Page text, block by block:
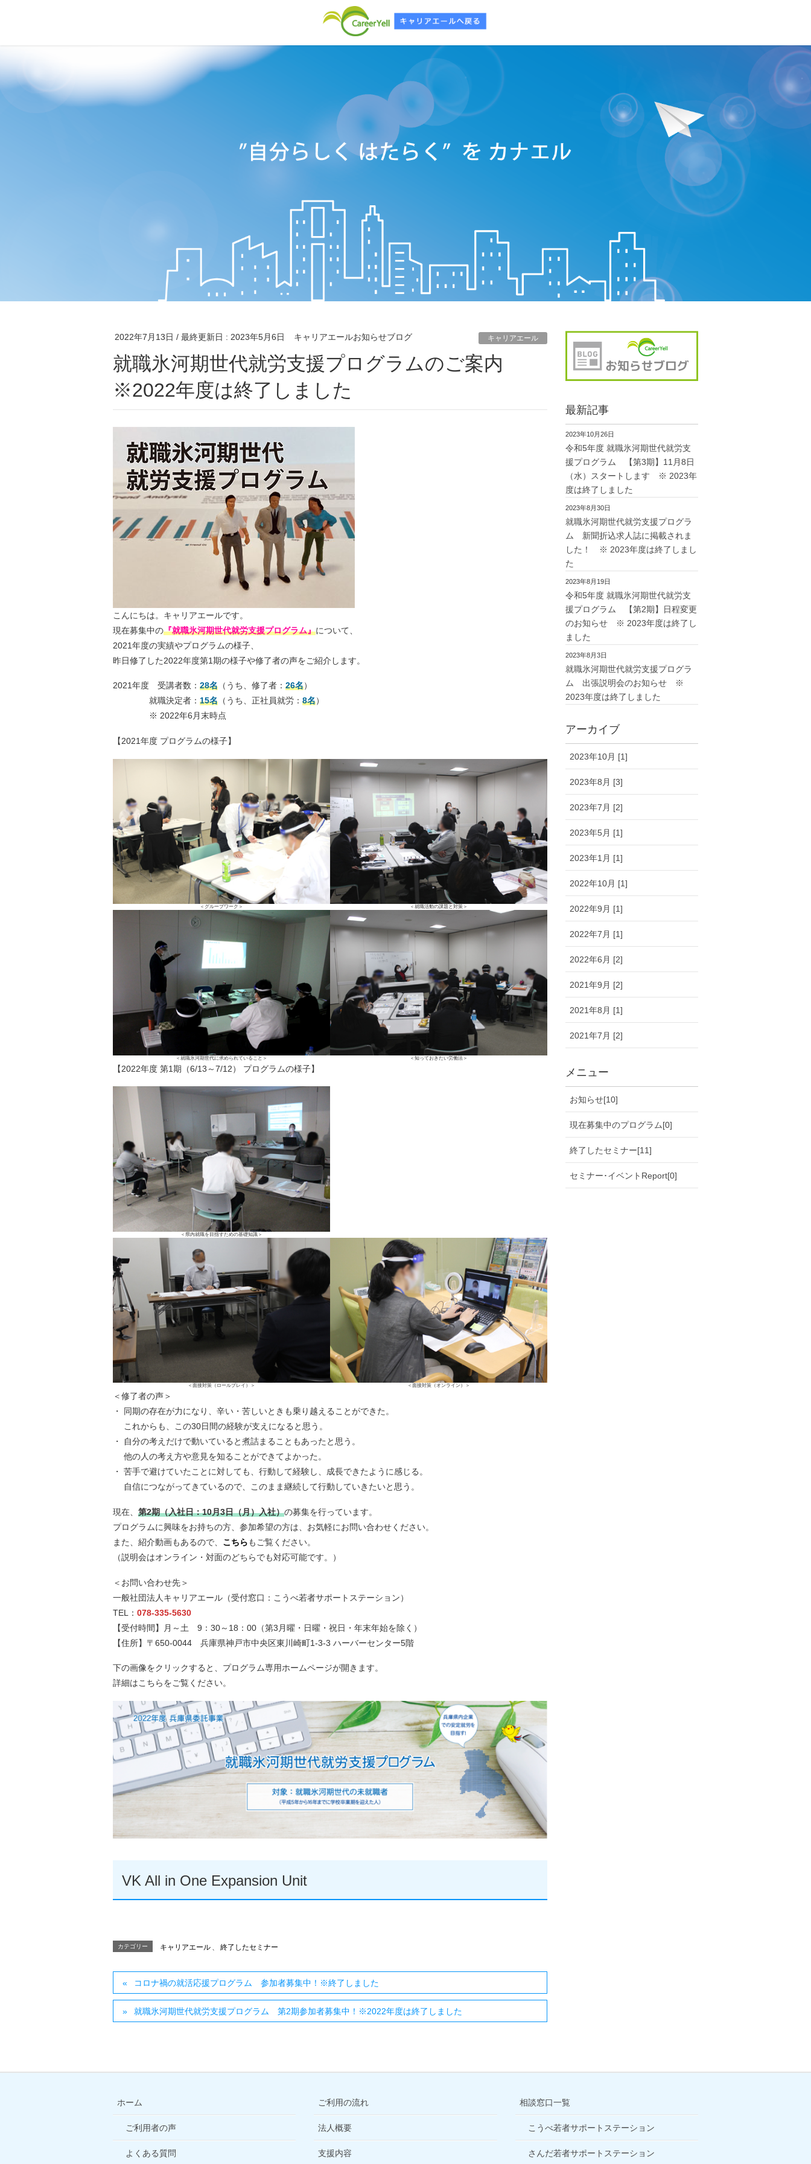
2022年7月13日 / 最終更新日 : 2023年5月6日 キャリアエールお知らせブログ キャリアエール
就職氷河期世代就労支援プログラムのご案内
※2022年度は終了しました
こんにちは。キャリアエールです。
現在募集中の『就職氷河期世代就労支援プログラム』について、
2021年度の実績やプログラムの様子、
昨日修了した2022年度第1期の様子や修了者の声をご紹介します。
2021年度 受講者数： 28名 （うち、修了者： 26名）
就職決定者： 15名 （うち、正社員就労： 8名）
※ 2022年6月末時点
【2021年度 プログラムの様子】
＜グループワーク＞ ＜就職活動の課題と対策＞
＜就職氷河期世代に求められていること＞ ＜知っておきたい労働法＞
【2022年度 第1期（6/13～7/12） プログラムの様子】
＜県内就職を目指すための基礎知識＞
＜面接対策（ロールプレイ）＞ ＜面接対策（オンライン）＞
＜修了者の声＞
・ 同期の存在が力になり、辛い・苦しいときも乗り越えることができた。
これからも、この30日間の経験が支えになると思う。
・ 自分の考えだけで動いていると煮詰まることもあったと思う。
他の人の考え方や意見を知ることができてよかった。
・ 苦手で避けていたことに対しても、行動して経験し、成長できたように感じる。
自信につながってきているので、このまま継続して行動していきたいと思う。
現在、 第2期（入社日：10月3日（月）入社）の募集を行っています。
プログラムに興味をお持ちの方、参加希望の方は、お気軽にお問い合わせください。
また、紹介動画もあるので、 こちらもご覧ください。
（説明会はオンライン・対面のどちらでも対応可能です。）
＜お問い合わせ先＞
一般社団法人キャリアエール（受付窓口：こうべ若者サポートステーション）
TEL： 078-335-5630
【受付時間】月～土 9：30～18：00（第3月曜・日曜・祝日・年末年始を除く）
【住所】〒650-0044 兵庫県神戸市中央区東川崎町1-3-3 ハーバーセンター5階
下の画像をクリックすると、プログラム専用ホームページが開きます。
詳細はこちらをご覧ください。
VK All in One Expansion Unit
カテゴリー キャリアエール 終了したセミナー
コロナ禍の就活応援プログラム 参加者募集中！※終了しました
就職氷河期世代就労支援プログラム 第2期参加者募集中！※2022年度は終了しました
最新記事
2023年10月26日
令和5年度 就職氷河期世代就労支
援プログラム 【第3期】11月8日
（水）スタートします ※ 2023年
度は終了しました
2023年8月30日
就職氷河期世代就労支援プログラ
ム 新聞折込求人誌に掲載されま
した！ ※ 2023年度は終了しまし
た
2023年8月19日
令和5年度 就職氷河期世代就労支
援プログラム 【第2期】日程変更
のお知らせ ※ 2023年度は終了し
ました
2023年8月3日
就職氷河期世代就労支援プログラ
ム 出張説明会のお知らせ ※
2023年度は終了しました
アーカイブ
2023年10月 [1]
2023年8月 [3]
2023年7月 [2]
2023年5月 [1]
2023年1月 [1]
2022年10月 [1]
2022年9月 [1]
2022年7月 [1]
2022年6月 [2]
2021年9月 [2]
2021年8月 [1]
2021年7月 [2]
メニュー
お知らせ[10]
現在募集中のプログラム[0]
終了したセミナー[11]
セミナー･イベントReport[0]
ホーム
ご利用者の声
よくある質問
ご利用の流れ
法人概要
支援内容
相談窓口一覧
こうべ若者サポートステーション
さんだ若者サポートステーション